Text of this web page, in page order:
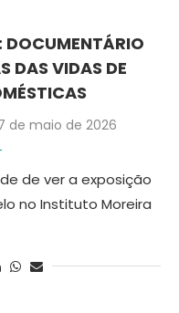
DOCUMENTÁRIO
DAS VIDAS DE
de maio de 2026
de ver a exposição
no Instituto Moreira